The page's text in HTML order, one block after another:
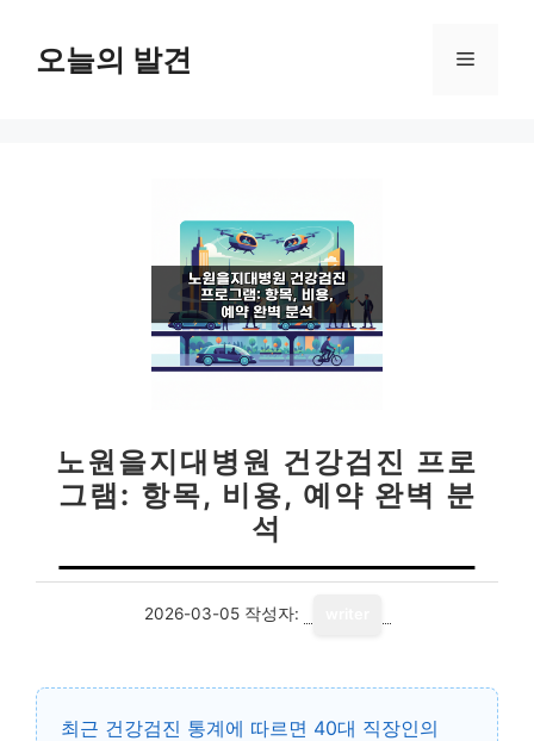
오늘의 발견 메
노원을지대병원 건강검진 프로
그램: 항목, 비용, 예약 완벽 분
석
2026-03-05 작성자:
최근 건강검진 통계에 따르면 40대 직장인의